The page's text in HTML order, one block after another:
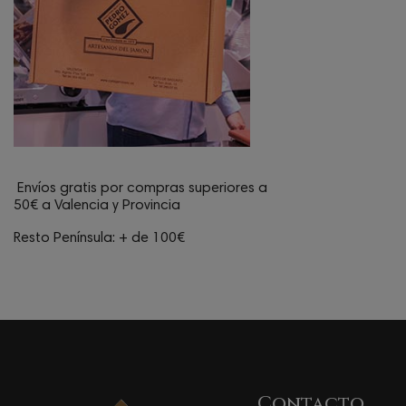
Envíos gratis por compras superiores a
50€ a Valencia y Provincia
Resto Península: + de 100€